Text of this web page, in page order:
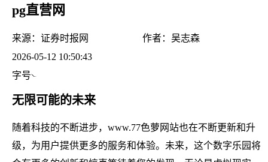
pg直营网
来源： 证券时报网 作者： 吴志森
2026-05-12 10:50:43
字号
无限可能的未来
随着科技的不断进步，www.77色萝网站也在不断更新和升
级，为用户提供更多的服务和体验。未来，这个数字乐园将